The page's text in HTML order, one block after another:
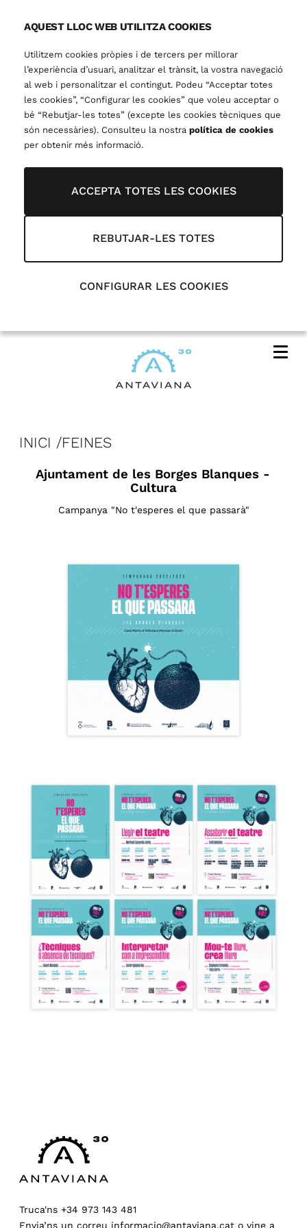
AQUEST LLOC WEB UTILITZA COOKIES
Utilitzem cookies pròpies i de tercers per millorar
l’experiència d’usuari, analitzar el trànsit, la vostra navegació
al web i personalitzar el contingut. Podeu “Acceptar totes
les cookies”, “Configurar les cookies” que voleu acceptar o
bé “Rebutjar-les totes” (excepte les cookies tècniques que
són necessàries). Consulteu la nostra política de cookies
per obtenir més informació.
ACCEPTA TOTES LES COOKIES
REBUTJAR-LES TOTES
CONFIGURAR LES COOKIES
INICI FEINES
Ajuntament de les Borges Blanques -
Cultura
Campanya "No t'esperes el que passarà"
Truca'ns +34 973 143 481
Envia’ns un correu informacio@antaviana.cat o vine a